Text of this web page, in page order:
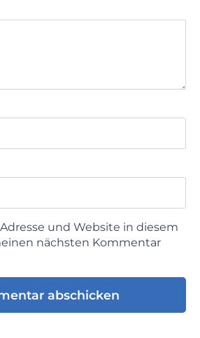
und Website in diesem
nächsten Kommentar